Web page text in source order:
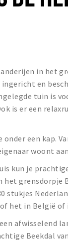
in het
en
tuin is
is er een
een kap.
woont
kun je
het grensdorpje
stukjes
het in België
afwisselend
Beekdal